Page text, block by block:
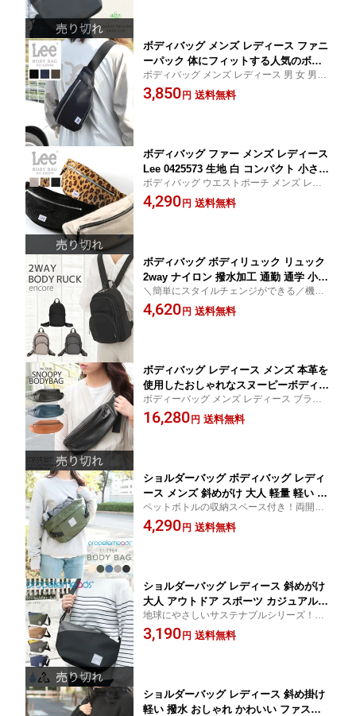
ボディバッグ メンズ レディース ファニ
ーパック 体にフィットする人気のボデ
ィバッグ【425484 Lee リー ウエストポ
ーチ ナイロン バッグ アウトドア お出
ボディバッグ メンズ レディース 男 女 男女
兼用 Lee リー ウエストポーチ ナイロン バ
ッグ アウトドア お出かけ ハイキング コン
3,850 円 送料無料
ボディバッグ ファー メンズ レディース
Lee 0425573 生地 白 コンパクト 小さめ
ブランド 秋冬 シンプル バッグ ショル
ダー 軽い アニマル 柄 レオパード ウエ
ボディバッグ ウエストポーチ メンズ レデ
ィース ブランド シンプル
4,290 円 送料無料
ボディバッグ ボディリュック リュック
2way ナイロン 撥水加工 通勤 通学 小さ
め 便利 軽量 A5対応 10ポケット コンパ
クト 使いやすい おしゃれ encore アン
＼簡単にスタイルチェンジができる／機能
性に優れた2WAYボディリュック
4,620 円 送料無料
ボディバッグ レディース メンズ 本革を
使用したおしゃれなスヌーピーボディー
バッグ【73181 男性用 PEANUTS ピー
ナッツ ファニーパック 横型 ウエストポ
ボディーバッグ メンズ レディース ブラン
ド PEANUTS ピーナッツ 本革 ボディバッ
グ ファニーパック 横型
16,280 円 送料無料
ショルダーバッグ ボディバッグ レディ
ース メンズ 斜めがけ 大人 軽量 軽い ブ
ランド 大容量 かっこいい きれいめ か
わいい 撥水ポリ メッセンジャーバッグ
ペットボトルの収納スペース付き！両開き
ファスナーが便利なボディバッグ！
4,290 円 送料無料
ショルダーバッグ レディース 斜めがけ
大人 アウトドア スポーツ カジュアル
撥水 リサイクル素材 サステナブル 雨の
日 軽量 黒 ボディバッグ ワンショルダ
地球にやさしいサステナブルシリーズ！撥
水加工だから雨の日も気軽に使えて便利＆
ちょうどいいサイズ感が魅力
3,190 円 送料無料
ショルダーバッグ レディース 斜め掛け
軽い 撥水 おしゃれ かわいい ファスナ